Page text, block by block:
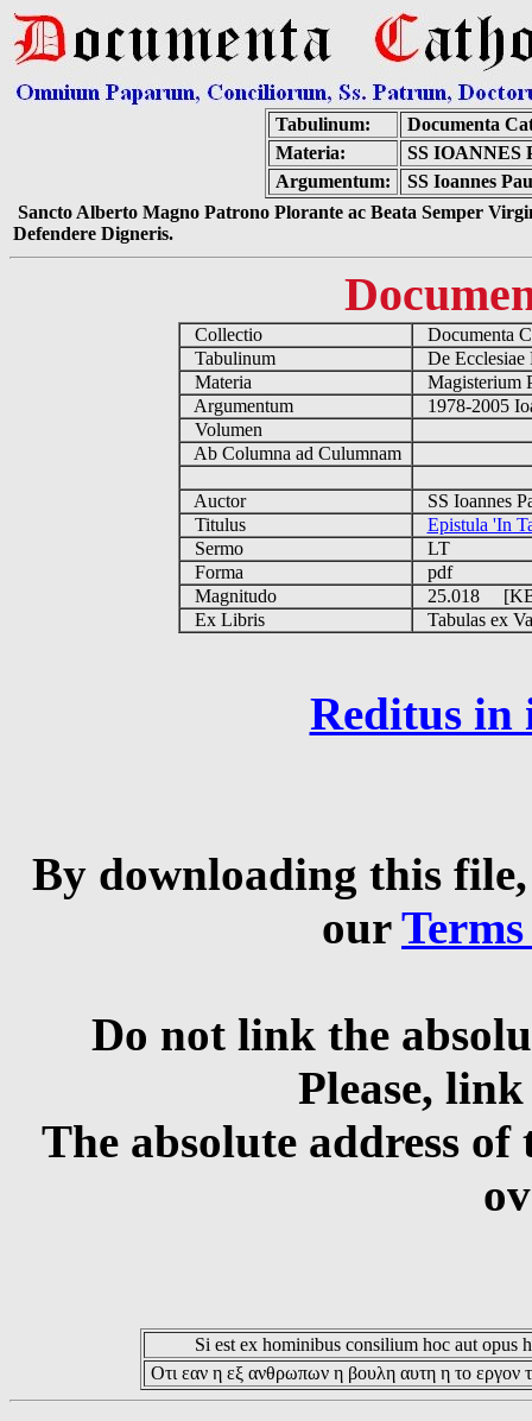
Tabulinum:
Documenta
Materia:
SS
Argumentum:
SS Ioannes
Sancto Alberto Magno Patrono Plorante ac Beata Semper
Defendere Digneris.
Collectio
Documenta
Tabulinum
De
Materia
Magisterium
Argumentum
1978-2005
Volumen
Ab Columna ad Culumnam
Auctor
SS Ioannes
Titulus
Epistula 'In
Sermo
LT
Forma
pdf
Magnitudo
25.018
Ex Libris
Tabulas ex
Reditus in
By downloading this
our
Do not link the
Please,
The absolute address
Si est ex hominibus consilium hoc aut opus
Οτι εαν η εξ ανθρωπων η βουλη αυτη η το εργον